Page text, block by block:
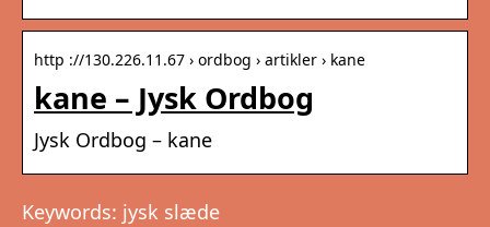
http ://130.226.11.67 › ordbog › artikler › kane
kane – Jysk Ordbog
Jysk Ordbog – kane
Keywords: jysk slæde